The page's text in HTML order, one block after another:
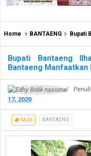
Home BANTAENG Bupati
Bupati Bantaeng
Bantaeng Manfaatkan
17, 2020
TAGS BANTAENG